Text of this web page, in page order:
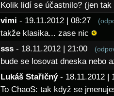
Kolik lidí se účastnilo? (jen tak
vimi - 19.11.2012 | 08:27
takže klasika... zase nic
sss - 18.11.2012 | 21:00
bude se losovat dneska nebo
Lukáš Stařičný - 18.11.2012
To ChaoS: tak když se